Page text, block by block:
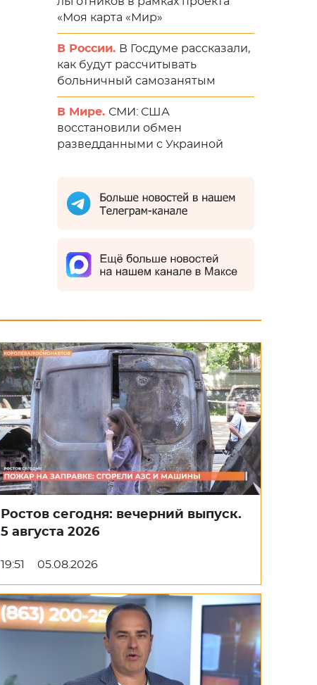
«Моя карта «Мир»
В России. В Госдуме рассказали,
как будут рассчитывать
больничный самозанятым
В Мире. СМИ: США
восстановили обмен
разведданными с Украиной
Ростов сегодня: вечерний выпуск.
5 августа 2026
19:51 05.08.2026